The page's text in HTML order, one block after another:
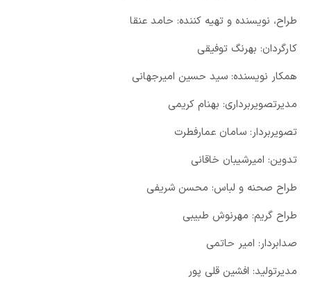
طراح، نویسنده و تهیه کننده: حامد عنقا
کارگردان: بهرنگ توفیقی
همکار نویسنده: سید حسین امیرجهانی
مدیرتصویربرداری: بهنام کریمی
تصویربردار: سامان عمارفطرت
تدوین: امیرشیبان خاقانی
طراح صحنه و لباس: محسن شریفی
طراح گریم: مهرنوش طبیبی
صدابردار: امیر حاتمی
مدیرتولید: افشین قلی پور